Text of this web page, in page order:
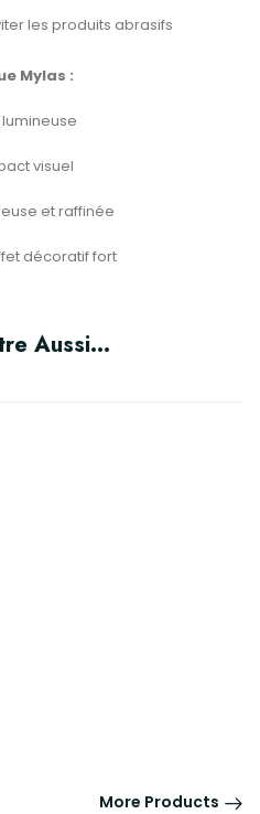
les produits abrasifs
Mylas :
visuel
et raffinée
décoratif fort
Aussi…
More Products